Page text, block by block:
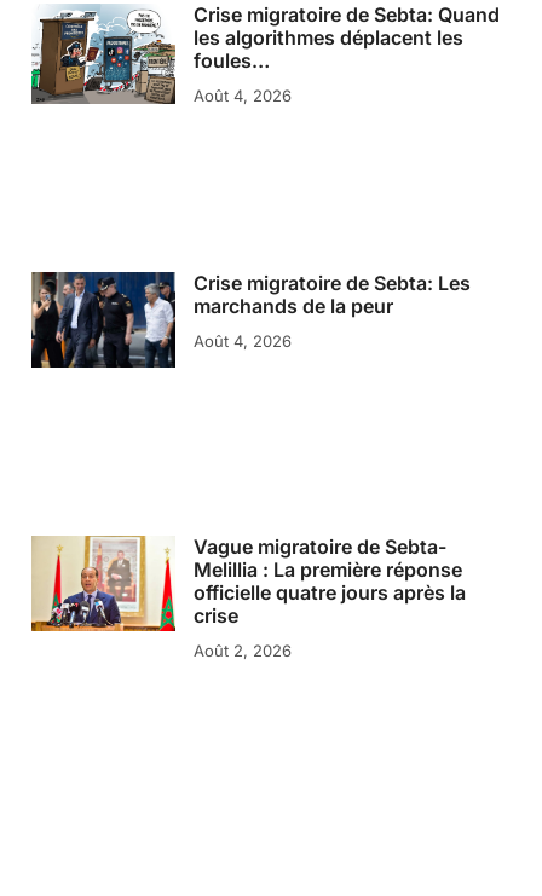
Crise migratoire de Sebta: Quand
les algorithmes déplacent les
foules…
Août 4, 2026
Crise migratoire de Sebta: Les
marchands de la peur
Août 4, 2026
Vague migratoire de Sebta-
Melillia : La première réponse
officielle quatre jours après la
crise
Août 2, 2026